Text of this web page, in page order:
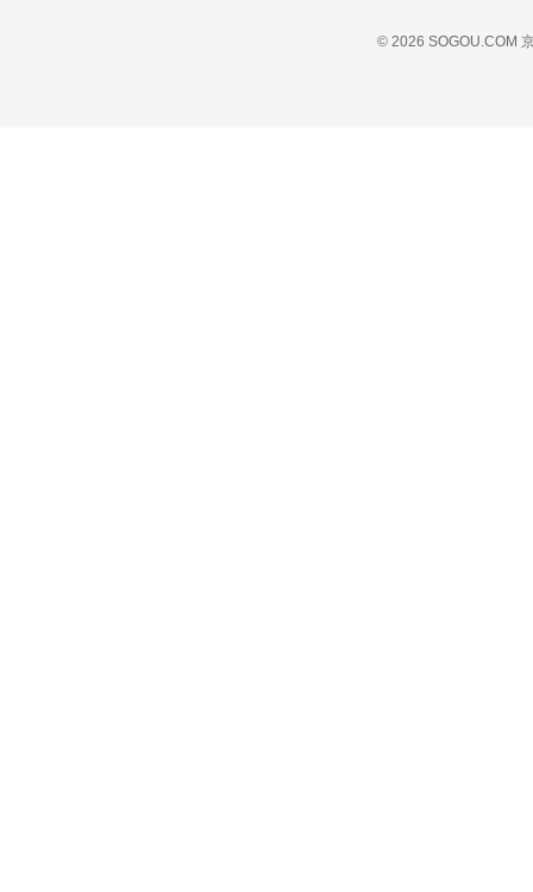
© 2026 SOGOU.COM